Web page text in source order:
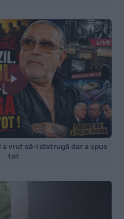
vrut să-l distrugă dar a spus
tot